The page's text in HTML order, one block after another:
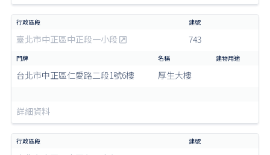
臺北市中正區中正段一小段 743
台北市中正區仁愛路二段1號6樓 厚生大樓
詳細資料